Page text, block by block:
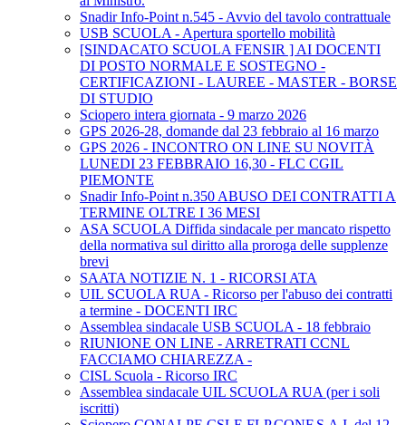
Snadir Info-Point n.545 - Avvio del tavolo contrattuale
USB SCUOLA - Apertura sportello mobilità
[SINDACATO SCUOLA FENSIR ] AI DOCENTI
DI POSTO NORMALE E SOSTEGNO -
CERTIFICAZIONI - LAUREE - MASTER - BORSE
DI STUDIO
Sciopero intera giornata - 9 marzo 2026
GPS 2026-28, domande dal 23 febbraio al 16 marzo
GPS 2026 - INCONTRO ON LINE SU NOVITÀ
LUNEDI 23 FEBBRAIO 16,30 - FLC CGIL
PIEMONTE
Snadir Info-Point n.350 ABUSO DEI CONTRATTI A
TERMINE OLTRE I 36 MESI
ASA SCUOLA Diffida sindacale per mancato rispetto
della normativa sul diritto alla proroga delle supplenze
brevi
SAATA NOTIZIE N. 1 - RICORSI ATA
UIL SCUOLA RUA - Ricorso per l'abuso dei contratti
a termine - DOCENTI IRC
Assemblea sindacale USB SCUOLA - 18 febbraio
RIUNIONE ON LINE - ARRETRATI CCNL
FACCIAMO CHIAREZZA -
CISL Scuola - Ricorso IRC
Assemblea sindacale UIL SCUOLA RUA (per i soli
iscritti)